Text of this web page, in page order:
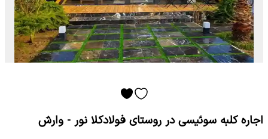
اجاره کلبه سوئیسی در روستای فولادکلا نور - وارش